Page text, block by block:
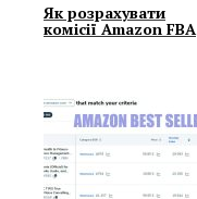
Як розрахувати
комісії Amazon FBA